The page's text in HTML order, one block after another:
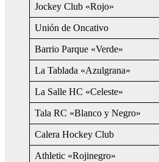
Jockey Club «Rojo»
Unión de Oncativo
Barrio Parque «Verde»
La Tablada «Azulgrana»
La Salle HC «Celeste»
Tala RC «Blanco y Negro»
Calera Hockey Club
Athletic «Rojinegro»